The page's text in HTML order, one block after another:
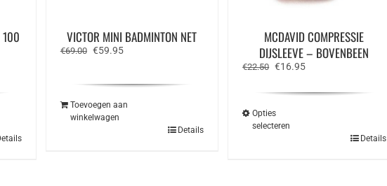
100
VICTOR MINI BADMINTON NET
€69.00 Oorspronkelijke
€69.00.
€59.95Huidige
€59.95.
Toevoegen aan
winkelwagen
Details
MCDAVID COMPRESSIE
DIJSLEEVE – BOVENBEEN
€22.50 Oorspronkelijke
€16.95Huidige
Opties
selecteren
Details